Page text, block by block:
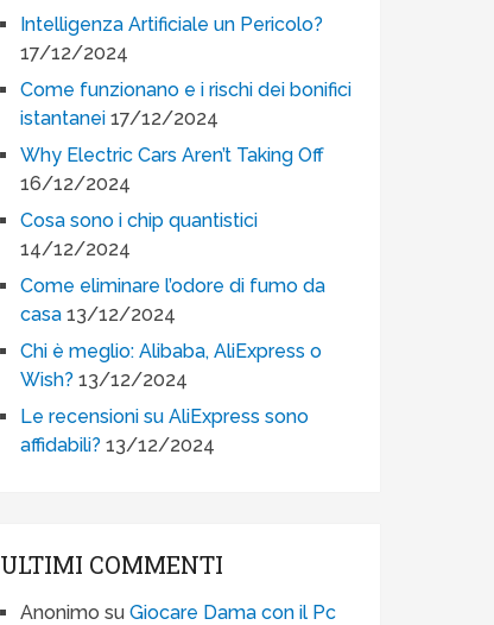
Intelligenza Artificiale un Pericolo?
17/12/2024
Come funzionano e i rischi dei bonifici
istantanei 17/12/2024
Why Electric Cars Aren’t Taking Off
16/12/2024
Cosa sono i chip quantistici
14/12/2024
Come eliminare l’odore di fumo da
casa 13/12/2024
Chi è meglio: Alibaba, AliExpress o
Wish? 13/12/2024
Le recensioni su AliExpress sono
affidabili? 13/12/2024
ULTIMI COMMENTI
Anonimo suGiocare Dama con il Pc